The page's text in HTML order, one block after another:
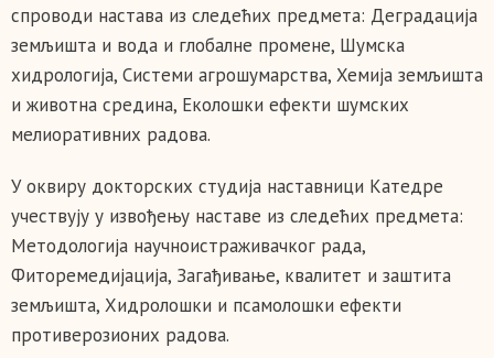
спроводи настава из следећих предмета: Деградација
земљишта и вода и глобалне промене, Шумска
хидрологија, Системи агрошумарства, Хемија земљишта
и животна средина, Еколошки ефекти шумских
мелиоративних радова.
У оквиру докторских студија наставници Катедре
учествују у извођењу наставе из следећих предмета:
Методологија научноистраживачког рада,
Фиторемедијација, Загађивање, квалитет и заштита
земљишта, Хидролошки и псамолошки ефекти
противерозионих радова.